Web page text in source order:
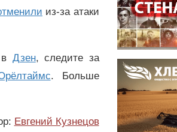
из-за атаки
Дзен, следите за
. Больше
Евгений Кузнецов